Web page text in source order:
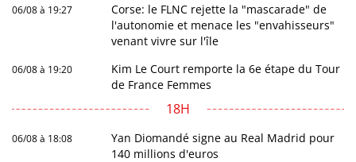
06/08 à 19:27
Corse: le FLNC rejette la "mascarade" de
l'autonomie et menace les "envahisseurs"
venant vivre sur l'île
06/08 à 19:20
Kim Le Court remporte la 6e étape du Tour
de France Femmes
18H
06/08 à 18:08
Yan Diomandé signe au Real Madrid pour
140 millions d'euros